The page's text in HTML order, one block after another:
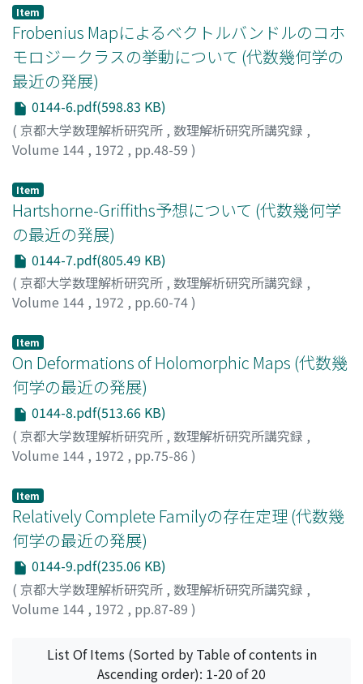
Item
Frobenius Mapによるベクトルバンドルのコホ
モロジークラスの挙動について (代数幾何学の
最近の発展)
0144-6.pdf(598.83 KB)
( 京都大学数理解析研究所 , 数理解析研究所講究録 ,
Volume 144 , 1972 , pp.48-59 )
Item
Hartshorne-Griffiths予想について (代数幾何学
の最近の発展)
0144-7.pdf(805.49 KB)
( 京都大学数理解析研究所 , 数理解析研究所講究録 ,
Volume 144 , 1972 , pp.60-74)
Item
On Deformations of Holomorphic Maps (代数幾
何学の最近の発展)
0144-8.pdf(513.66 KB)
( 京都大学数理解析研究所 , 数理解析研究所講究録 ,
Volume 144 , 1972 , pp.75-86 )
Item
Relatively Complete Familyの存在定理 (代数幾
何学の最近の発展)
0144-9.pdf(235.06 KB)
( 京都大学数理解析研究所 , 数理解析研究所講究録 ,
Volume 144 , 1972 , pp.87-89 )
List Of Items (Sorted by Table of contents in
Ascending order): 1-20 of 20